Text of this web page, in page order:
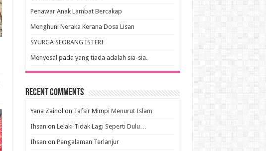
Penawar Anak Lambat Bercakap
Menghuni Neraka Kerana Dosa Lisan
SYURGA SEORANG ISTERI
Menyesal pada yang tiada adalah sia-sia.
Recent Comments
Yana Zainol on Tafsir Mimpi Menurut Islam
Ihsan on Lelaki Tidak Lagi Seperti Dulu…
Ihsan on Pengalaman Terlanjur